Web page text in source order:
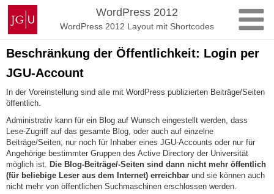
Zum
Inhalt
springen
Johannes
Gutenberg-
Universität
Mainz
WordPress 2012
WordPress 2012 Layout mit Shortcodes
Beschränkung der Öffentlichkeit: Login per
JGU-Account
In der Voreinstellung sind alle mit WordPress publizierten Beiträge/Seiten
öffentlich.
Administrativ kann für ein Blog auf Wunsch eingestellt werden, dass
Lese-Zugriff auf das gesamte Blog, oder auch auf einzelne
Beiträge/Seiten, nur noch für Inhaber eines JGU-Accounts oder nur für
Angehörige bestimmter Gruppen des Active Directory der Universität
möglich ist. Die Blog-Beiträge/-Seiten sind dann nicht mehr öffentlich
(für beliebige Leser aus dem Internet) erreichbar und sie können auch
nicht mehr von öffentlichen Suchmaschinen erschlossen werden.